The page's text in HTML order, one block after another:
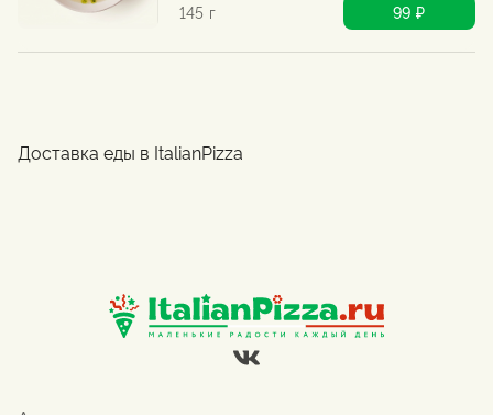
145 г 99 ₽
Доставка еды в ItalianPizza